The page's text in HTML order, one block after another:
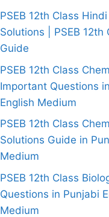
PSEB 12th Class
Solutions | PSEB 12th
Guide
PSEB 12th Class
Important Questions
English Medium
PSEB 12th Class
Solutions Guide in
Medium
PSEB 12th Class
Questions in Punjabi
Medium